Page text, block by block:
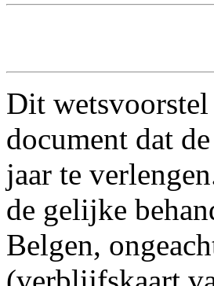
Dit
document dat
jaar te
de gelijke
Belgen,